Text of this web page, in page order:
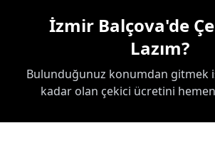
İzmir Balçova'de
Lazım?
Bulunduğunuz konumdan gitmek
kadar olan çekici ücretini